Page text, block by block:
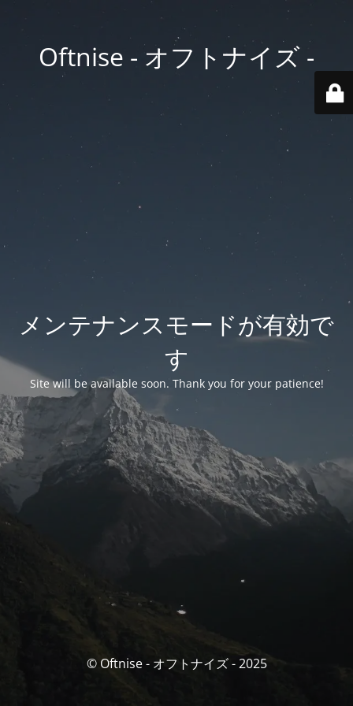
Oftnise - オフトナイズ -
メンテナンスモードが有効で
す
Site will be available soon. Thank you for your patience!
© Oftnise - オフトナイズ - 2025